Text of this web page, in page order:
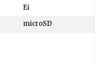
Ei
microSD